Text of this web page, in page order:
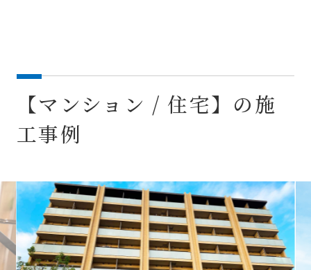
【マンション / 住宅】の施
工事例